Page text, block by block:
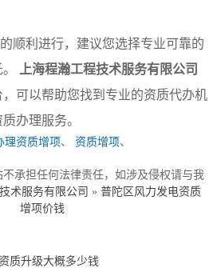
顺利进行，建议您选择专业可靠的
上海程瀚工程技术服务有限公司
可以帮助您找到专业的资质代办机
办理服务。
理资质增项、 资质增项、
承担任何法律责任，如涉及侵权请与我
术服务有限公司 » 普陀区风力发电资质
增项价钱
质升级大概多少钱